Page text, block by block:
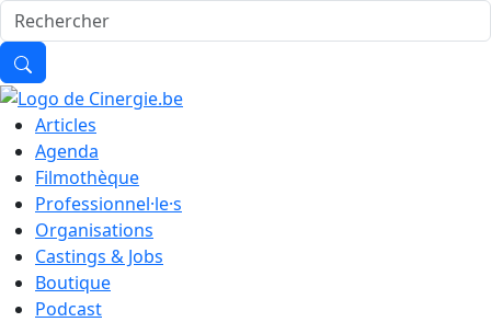
Articles
Agenda
Filmothèque
Professionnel·le·s
Organisations
Castings & Jobs
Boutique
Podcast